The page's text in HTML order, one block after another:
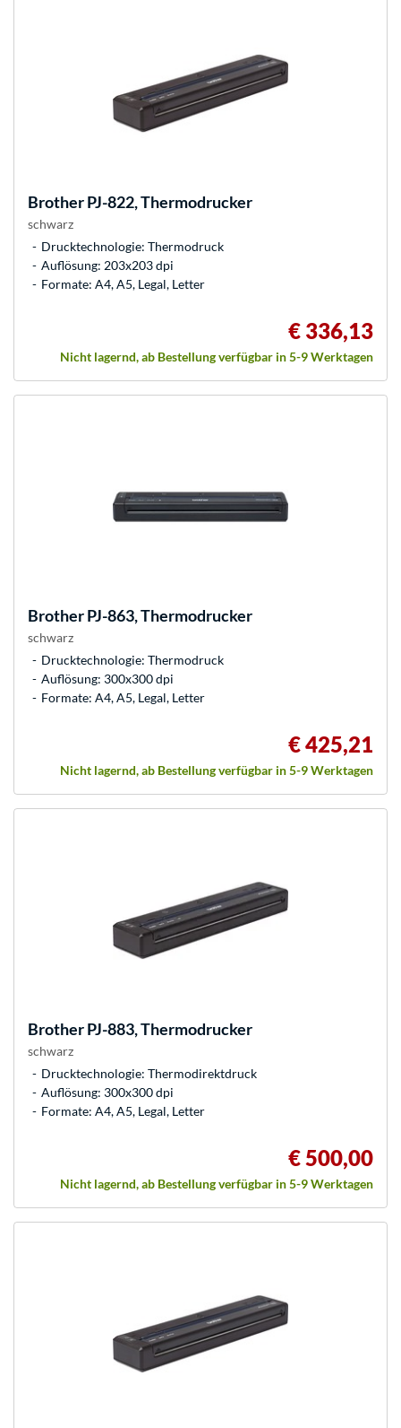
BrotherPJ-822, Thermodrucker
schwarz
Drucktechnologie: Thermodruck
Auflösung: 203x203 dpi
Formate: A4, A5, Legal, Letter
€ 336,13
Nicht lagernd, ab Bestellung verfügbar in 5-9 Werktagen
BrotherPJ-863, Thermodrucker
schwarz
Drucktechnologie: Thermodruck
Auflösung: 300x300 dpi
Formate: A4, A5, Legal, Letter
€ 425,21
Nicht lagernd, ab Bestellung verfügbar in 5-9 Werktagen
BrotherPJ-883, Thermodrucker
schwarz
Drucktechnologie: Thermodirektdruck
Auflösung: 300x300 dpi
Formate: A4, A5, Legal, Letter
€ 500,00
Nicht lagernd, ab Bestellung verfügbar in 5-9 Werktagen